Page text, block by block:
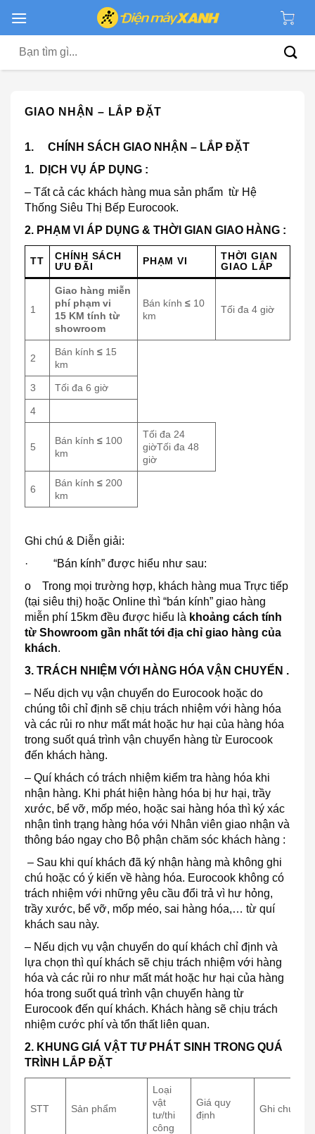
đến
nội
dung
Tìm
GIAO NHẬN – LẮP ĐẶT
1. CHÍNH SÁCH GIAO NHẬN – LẮP ĐẶT
1. DỊCH VỤ ÁP DỤNG :
– Tất cả các khách hàng mua sản phẩm từ Hệ
Thống Siêu Thị Bếp Eurocook.
2. PHẠM VI ÁP DỤNG & THỜI GIAN GIAO HÀNG :
TT
CHÍNH SÁCH
ƯU ĐÃI
PHẠM VI
THỜI GIAN
GIAO LẮP
1
Giao hàng miễn
phí phạm vi
15 KM tính từ
showroom
Bán kính≤ 10
km
Tối đa 4 giờ
2
Bán kính≤ 15
km
3 Tối đa 6 giờ
4
5
Bán kính≤ 100
km
Tối đa 24
giờTối đa 48
giờ
6
Bán kính≤ 200
km
Ghi chú & Diễn giải:
· “Bán kính” được hiểu như sau:
o Trong mọi trường hợp, khách hàng mua Trực tiếp
(tại siêu thị) hoặc Online thì “bán kính” giao hàng
miễn phí 15km đều được hiểu là khoảng cách tính
từ Showroom gần nhất tới địa chỉ giao hàng của
khách.
3. TRÁCH NHIỆM VỚI HÀNG HÓA VẬN CHUYỂN .
– Nếu dịch vụ vận chuyển do Eurocook hoặc do
chúng tôi chỉ định sẽ chịu trách nhiệm với hàng hóa
và các rủi ro như mất mát hoặc hư hại của hàng hóa
trong suốt quá trình vận chuyển hàng từ Eurocook
đến khách hàng.
– Quí khách có trách nhiệm kiểm tra hàng hóa khi
nhận hàng. Khi phát hiện hàng hóa bị hư hại, trầy
xước, bể vỡ, mốp méo, hoặc sai hàng hóa thì ký xác
nhận tình trạng hàng hóa với Nhân viên giao nhận và
thông báo ngay cho Bộ phận chăm sóc khách hàng :
– Sau khi quí khách đã ký nhận hàng mà không ghi
chú hoặc có ý kiến về hàng hóa. Eurocook không có
trách nhiệm với những yêu cầu đổi trả vì hư hỏng,
trầy xước, bể vỡ, mốp méo, sai hàng hóa,… từ quí
khách sau này.
– Nếu dịch vụ vận chuyển do quí khách chỉ định và
lựa chọn thì quí khách sẽ chịu trách nhiệm với hàng
hóa và các rủi ro như mất mát hoặc hư hại của hàng
hóa trong suốt quá trình vận chuyển hàng từ
Eurocook đến quí khách. Khách hàng sẽ chịu trách
nhiệm cước phí và tổn thất liên quan.
2. KHUNG GIÁ VẬT TƯ PHÁT SINH TRONG QUÁ
TRÌNH LẮP ĐẶT
STT Sản phẩm
Loại
vật
tư/thi
công
Giá quy
định
Ghi chú